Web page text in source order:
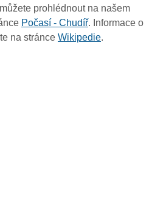
prohlédnout na našem
Počasí - Chudíř. Informace o
na stránce Wikipedie.